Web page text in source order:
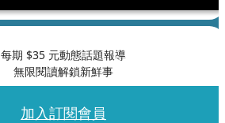
每期 $35 元動態話題報導
無限閱讀解鎖新鮮事
加入訂閱會員